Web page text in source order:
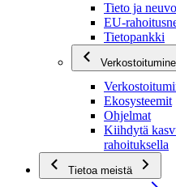
Tieto ja
EU-
Tietopankki
Ekosysteemit
Ohjelmat
Kiihdytä
rahoituksella
Tietoa meistä